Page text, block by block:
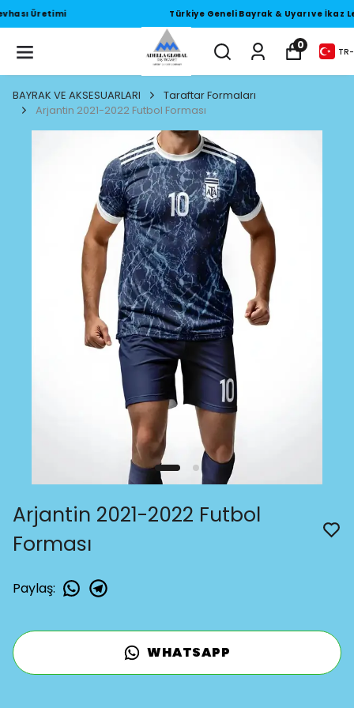
Türkiye Geneli Bayrak & Uyarı ve İkaz Levhası Üretimi
0
TR-
BAYRAK VE AKSESUARLARI
Taraftar Formaları
Arjantin 2021-2022 Futbol Forması
Arjantin 2021-2022 Futbol
Forması
Paylaş:
WHATSAPP